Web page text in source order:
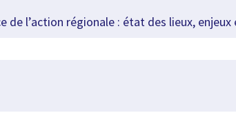
de l’action régionale : état des lieux,